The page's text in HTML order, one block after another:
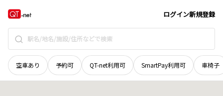
ログイン新規登録
空車あり 予約可 QT-net利用可 SmartPay利用可 車椅子
青森県